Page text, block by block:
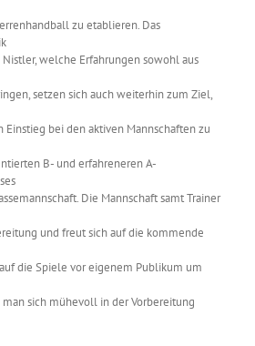
zu etablieren. Das
welche Erfahrungen sowohl aus
setzen sich auch weiterhin zum Ziel,
Einstieg bei den aktiven Mannschaften zu
B- und erfahreneren A-
Die Mannschaft samt Trainer
und freut sich auf die kommende
die Spiele vor eigenem Publikum um
sich mühevoll in der Vorbereitung